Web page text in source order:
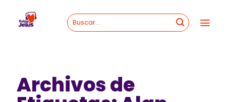
content
Archivos de